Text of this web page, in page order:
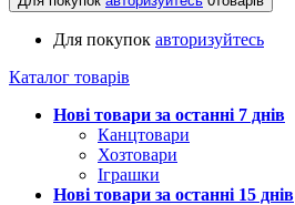
Для покупок авторизуйтесь
Каталог товарів
Нові товари за останнi 7 днiв
Канцтовари
Хозтовари
Іграшки
Нові товари за останнi 15 днiв